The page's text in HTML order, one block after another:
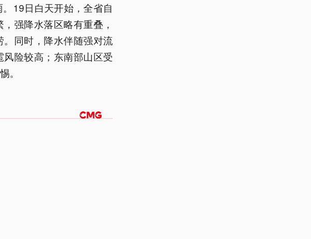
19日白天开始，全省自
强降水落区略有重叠，
同时，降水伴随强对流
险较高；东南部山区受
。